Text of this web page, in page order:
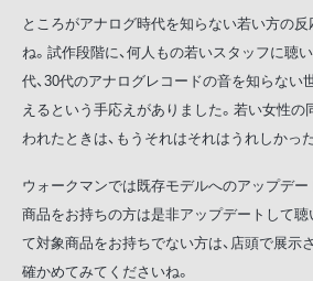
ところがアナログ時代を知らない若い方の
ね。試作段階に、何人もの若いスタッフに聴
代、30代のアナログレコードの音を知らない
えるという手応えがありました。若い女性の
われたときは、もうそれはそれはうれしかっ
ウォークマンでは既存モデルへのアップデー
商品をお持ちの方は是非アップデートして聴
て対象商品をお持ちでない方は、店頭で展示
確かめてみてくださいね。